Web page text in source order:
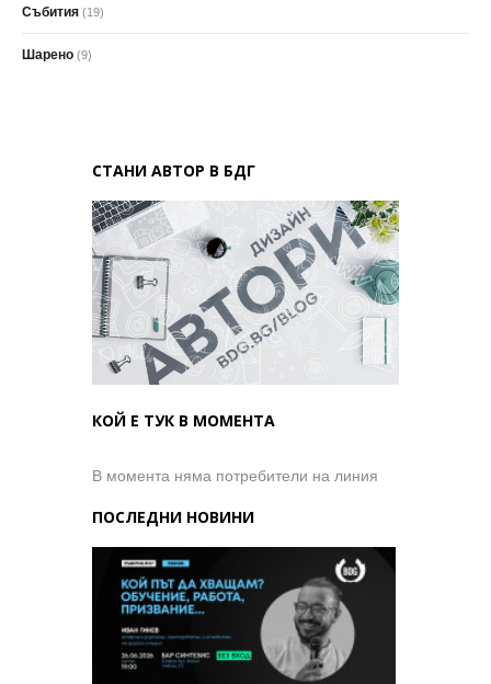
Събития (19)
Шарено (9)
СТАНИ АВТОР В БДГ
КОЙ Е ТУК В МОМЕНТА
В момента няма потребители на линия
ПОСЛЕДНИ НОВИНИ